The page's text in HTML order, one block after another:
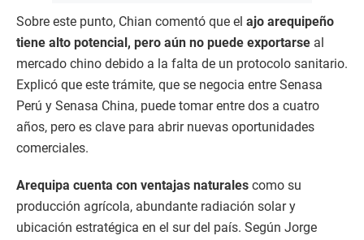
Sobre este punto, Chian comentó que el ajo arequipeño
tiene alto potencial, pero aún no puede exportarse al
mercado chino debido a la falta de un protocolo sanitario.
Explicó que este trámite, que se negocia entre Senasa
Perú y Senasa China, puede tomar entre dos a cuatro
años, pero es clave para abrir nuevas oportunidades
comerciales.
Arequipa cuenta con ventajas naturales como su
producción agrícola, abundante radiación solar y
ubicación estratégica en el sur del país. Según Jorge